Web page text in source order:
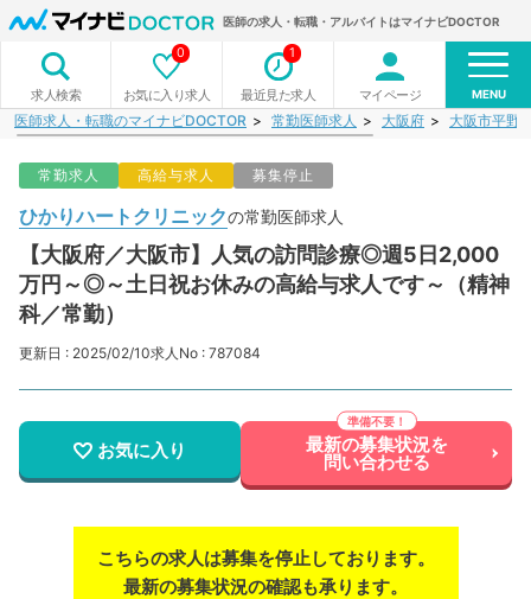
医師の求人・転職・アルバイトはマイナビDOCTOR
求人検索 お気に入り求人
0
最近見た求人
1
マイページ MENU
医師求人・転職のマイナビDOCTOR 常勤医師求人 大阪府 大阪市平野
常勤求人 高給与求人 募集停止
ひかりハートクリニックの常勤医師求人
【大阪府／大阪市】人気の訪問診療◎週5日2,000
万円～◎～土日祝お休みの高給与求人です～（精神
科／常勤）
更新日 : 2025/02/10求人No : 787084
お気に入り 最新の募集状況を
問い合わせる
こちらの求人は募集を停止しております。
最新の募集状況の確認も承ります。